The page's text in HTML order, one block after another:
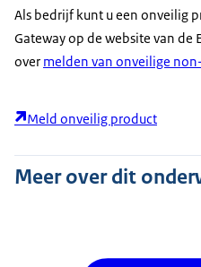
Als bedrijf kunt u een onveilig
Gateway op de website van de
over melden van onveilige
Meld onveilig product
Meer over dit